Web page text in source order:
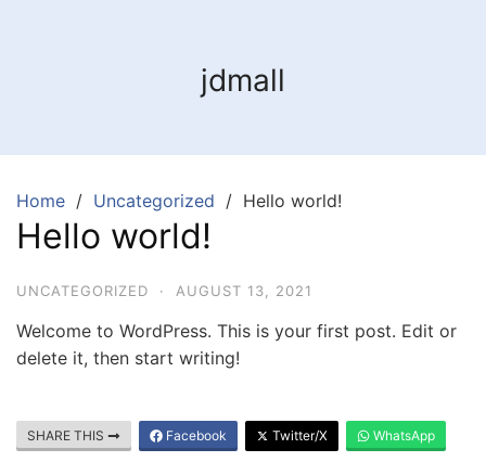
jdmall
Home Uncategorized Hello world!
Hello world!
UNCATEGORIZED · AUGUST 13, 2021
Welcome to WordPress. This is your first post. Edit or
delete it, then start writing!
SHARE THIS Facebook Twitter/X WhatsApp